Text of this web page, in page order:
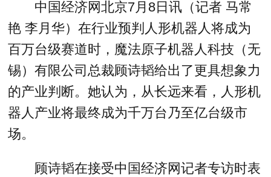
中国经济网北京7月8日讯（记者 马常
艳 李月华）在行业预判人形机器人将成为
百万台级赛道时，魔法原子机器人科技（无
锡）有限公司总裁顾诗韬给出了更具想象力
的产业判断。她认为，从长远来看，人形机
器人产业将最终成为千万台乃至亿台级市
场。
顾诗韬在接受中国经济网记者专访时表